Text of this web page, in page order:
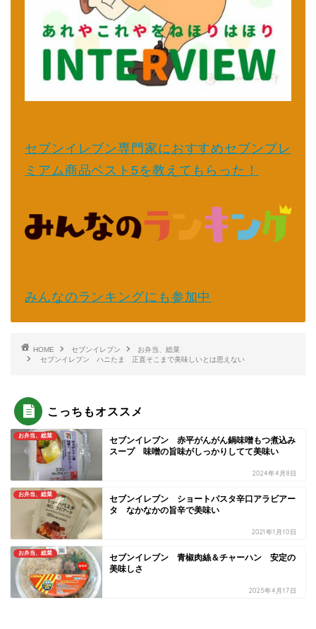
セブンイレブン専門家におすすめセブンプレ
ミアム商品ベスト5を教えてもらった！
みんなのランキングにも参加中
HOME セブンイレブン
お弁当、総菜
セブンイレブン ハニたま 正直そこまで美味しいとは思えない
こっちもオススメ
お弁当、総菜
セブンイレブン 赤平がんがん鍋味噌もつ煮込み
スープ 味噌の旨味がしっかりしてて美味い
2024年4月8日
お弁当、総菜
セブンイレブン ショートパスタ辛口アラビアー
タ なかなかの旨辛で美味い
2021年1月10日
お弁当、総菜
セブンイレブン 青椒肉絲＆チャーハン 安定の
美味しさ
2025年4月17日